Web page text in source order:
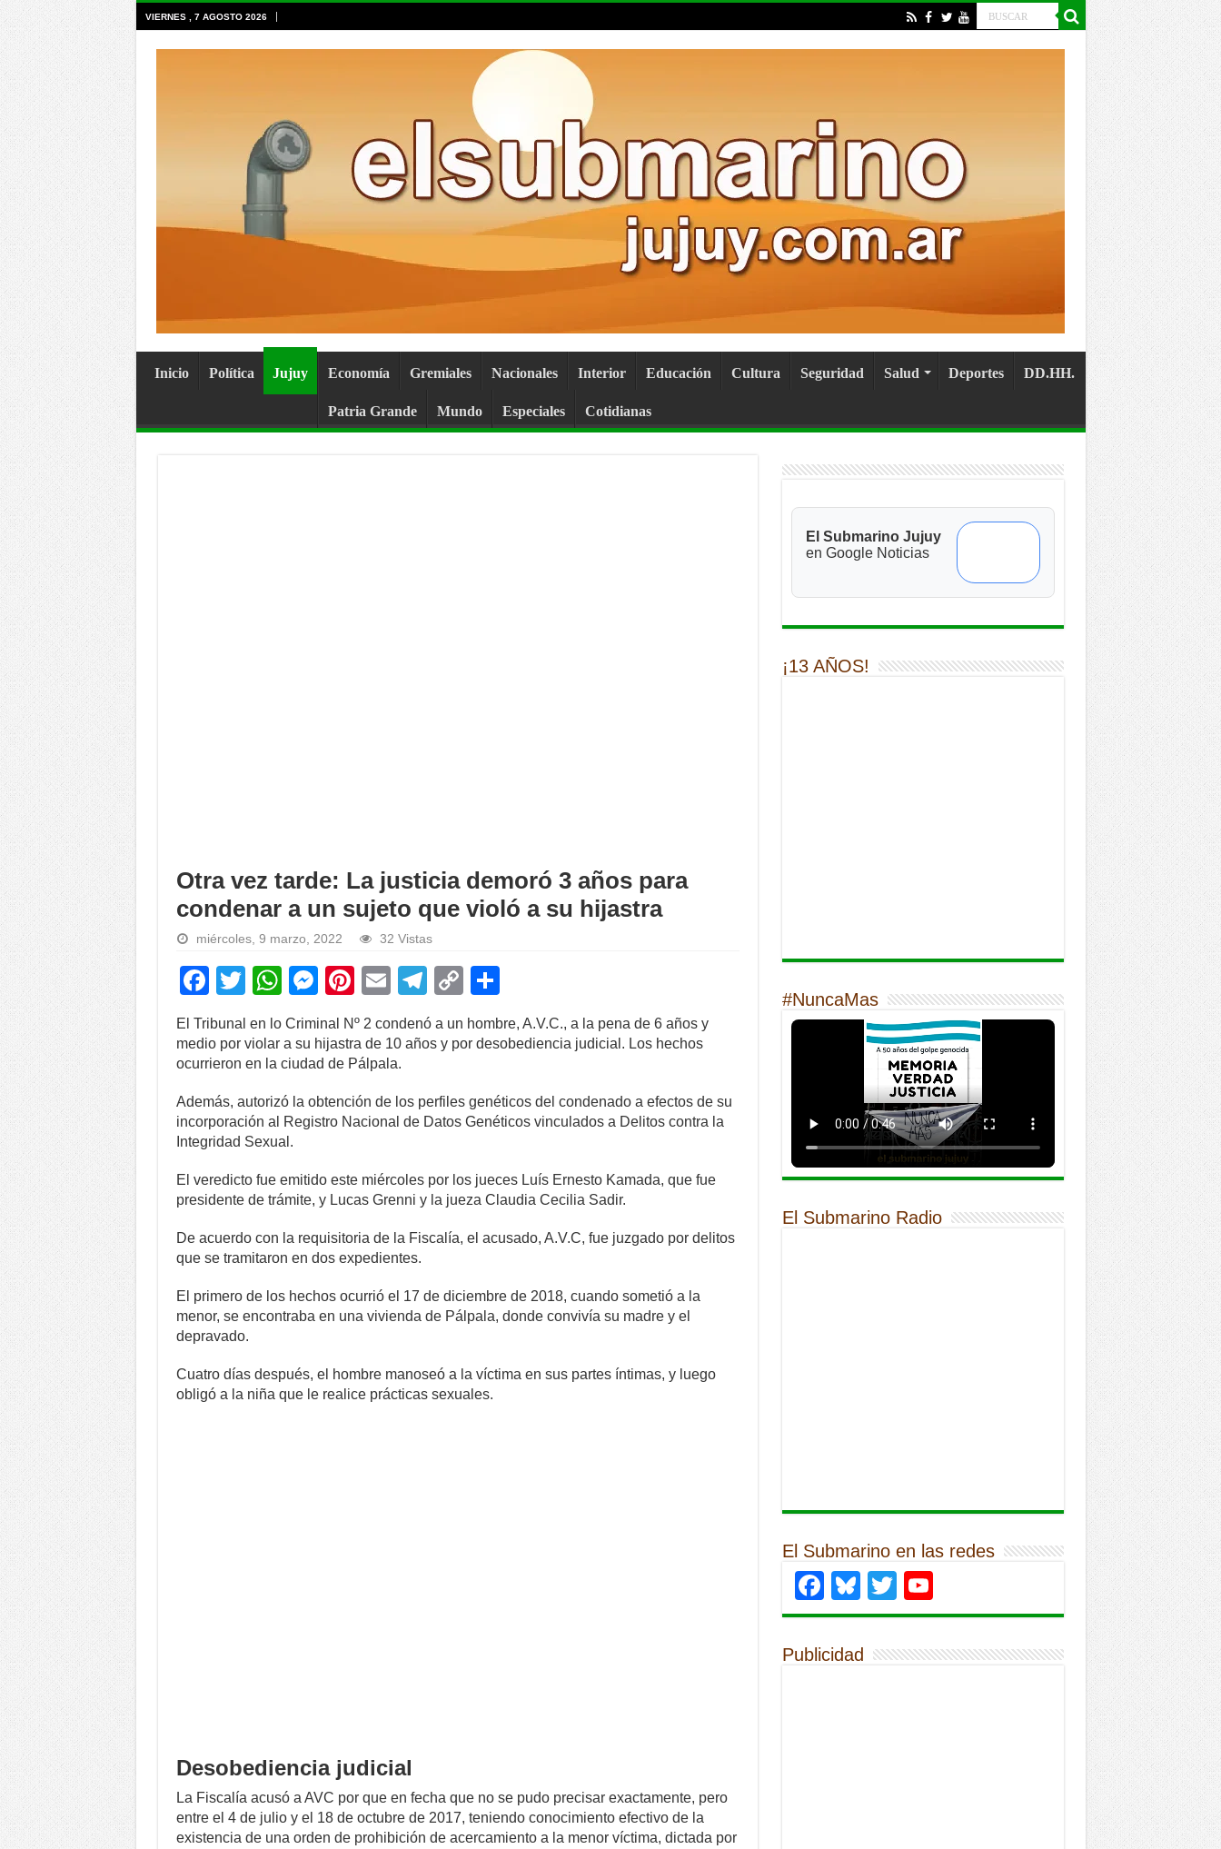
VIERNES , 7 AGOSTO 2026
Inicio Política Jujuy Economía Gremiales Nacionales Interior Educación Cultura Seguridad Salud Deportes DD.HH.
Patria Grande Mundo Especiales Cotidianas
Otra vez tarde: La justicia demoró 3 años para
condenar a un sujeto que violó a su hijastra
miércoles, 9 marzo, 2022 32 Vistas
F
a
c
e
b
o
o
k
T
wi
tt
er
W
h
at
s
A
p
p
M
e
ss
e
n
g
Pi
nt
er
e
st
E
m
ail
T
el
e
a
m
C
o
p
Li
n
ar
El Tribunal en lo Criminal Nº 2 condenó a un hombre, A.V.C., a la pena de 6 años y
medio por violar a su hijastra de 10 años y por desobediencia judicial. Los hechos
ocurrieron en la ciudad de Pálpala.
Además, autorizó la obtención de los perfiles genéticos del condenado a efectos de su
incorporación al Registro Nacional de Datos Genéticos vinculados a Delitos contra la
Integridad Sexual.
El veredicto fue emitido este miércoles por los jueces Luís Ernesto Kamada, que fue
presidente de trámite, y Lucas Grenni y la jueza Claudia Cecilia Sadir.
De acuerdo con la requisitoria de la Fiscalía, el acusado, A.V.C, fue juzgado por delitos
que se tramitaron en dos expedientes.
El primero de los hechos ocurrió el 17 de diciembre de 2018, cuando sometió a la
menor, se encontraba en una vivienda de Pálpala, donde convivía su madre y el
depravado.
Cuatro días después, el hombre manoseó a la víctima en sus partes íntimas, y luego
obligó a la niña que le realice prácticas sexuales.
Desobediencia judicial
La Fiscalía acusó a AVC por que en fecha que no se pudo precisar exactamente, pero
entre el 4 de julio y el 18 de octubre de 2017, teniendo conocimiento efectivo de la
existencia de una orden de prohibición de acercamiento a la menor víctima, dictada por
El Submarino Jujuy
en Google Noticias
¡13 AÑOS!
#NuncaMas
El Submarino Radio
El Submarino en las redes
Facebook
Bluesky
Twitter
Publicidad